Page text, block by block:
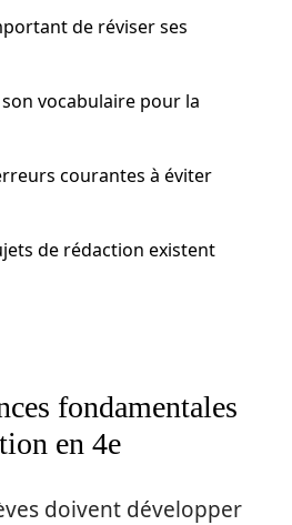
de réviser ses
vocabulaire pour la
courantes à éviter
de rédaction existent
fondamentales
en 4e
doivent développer